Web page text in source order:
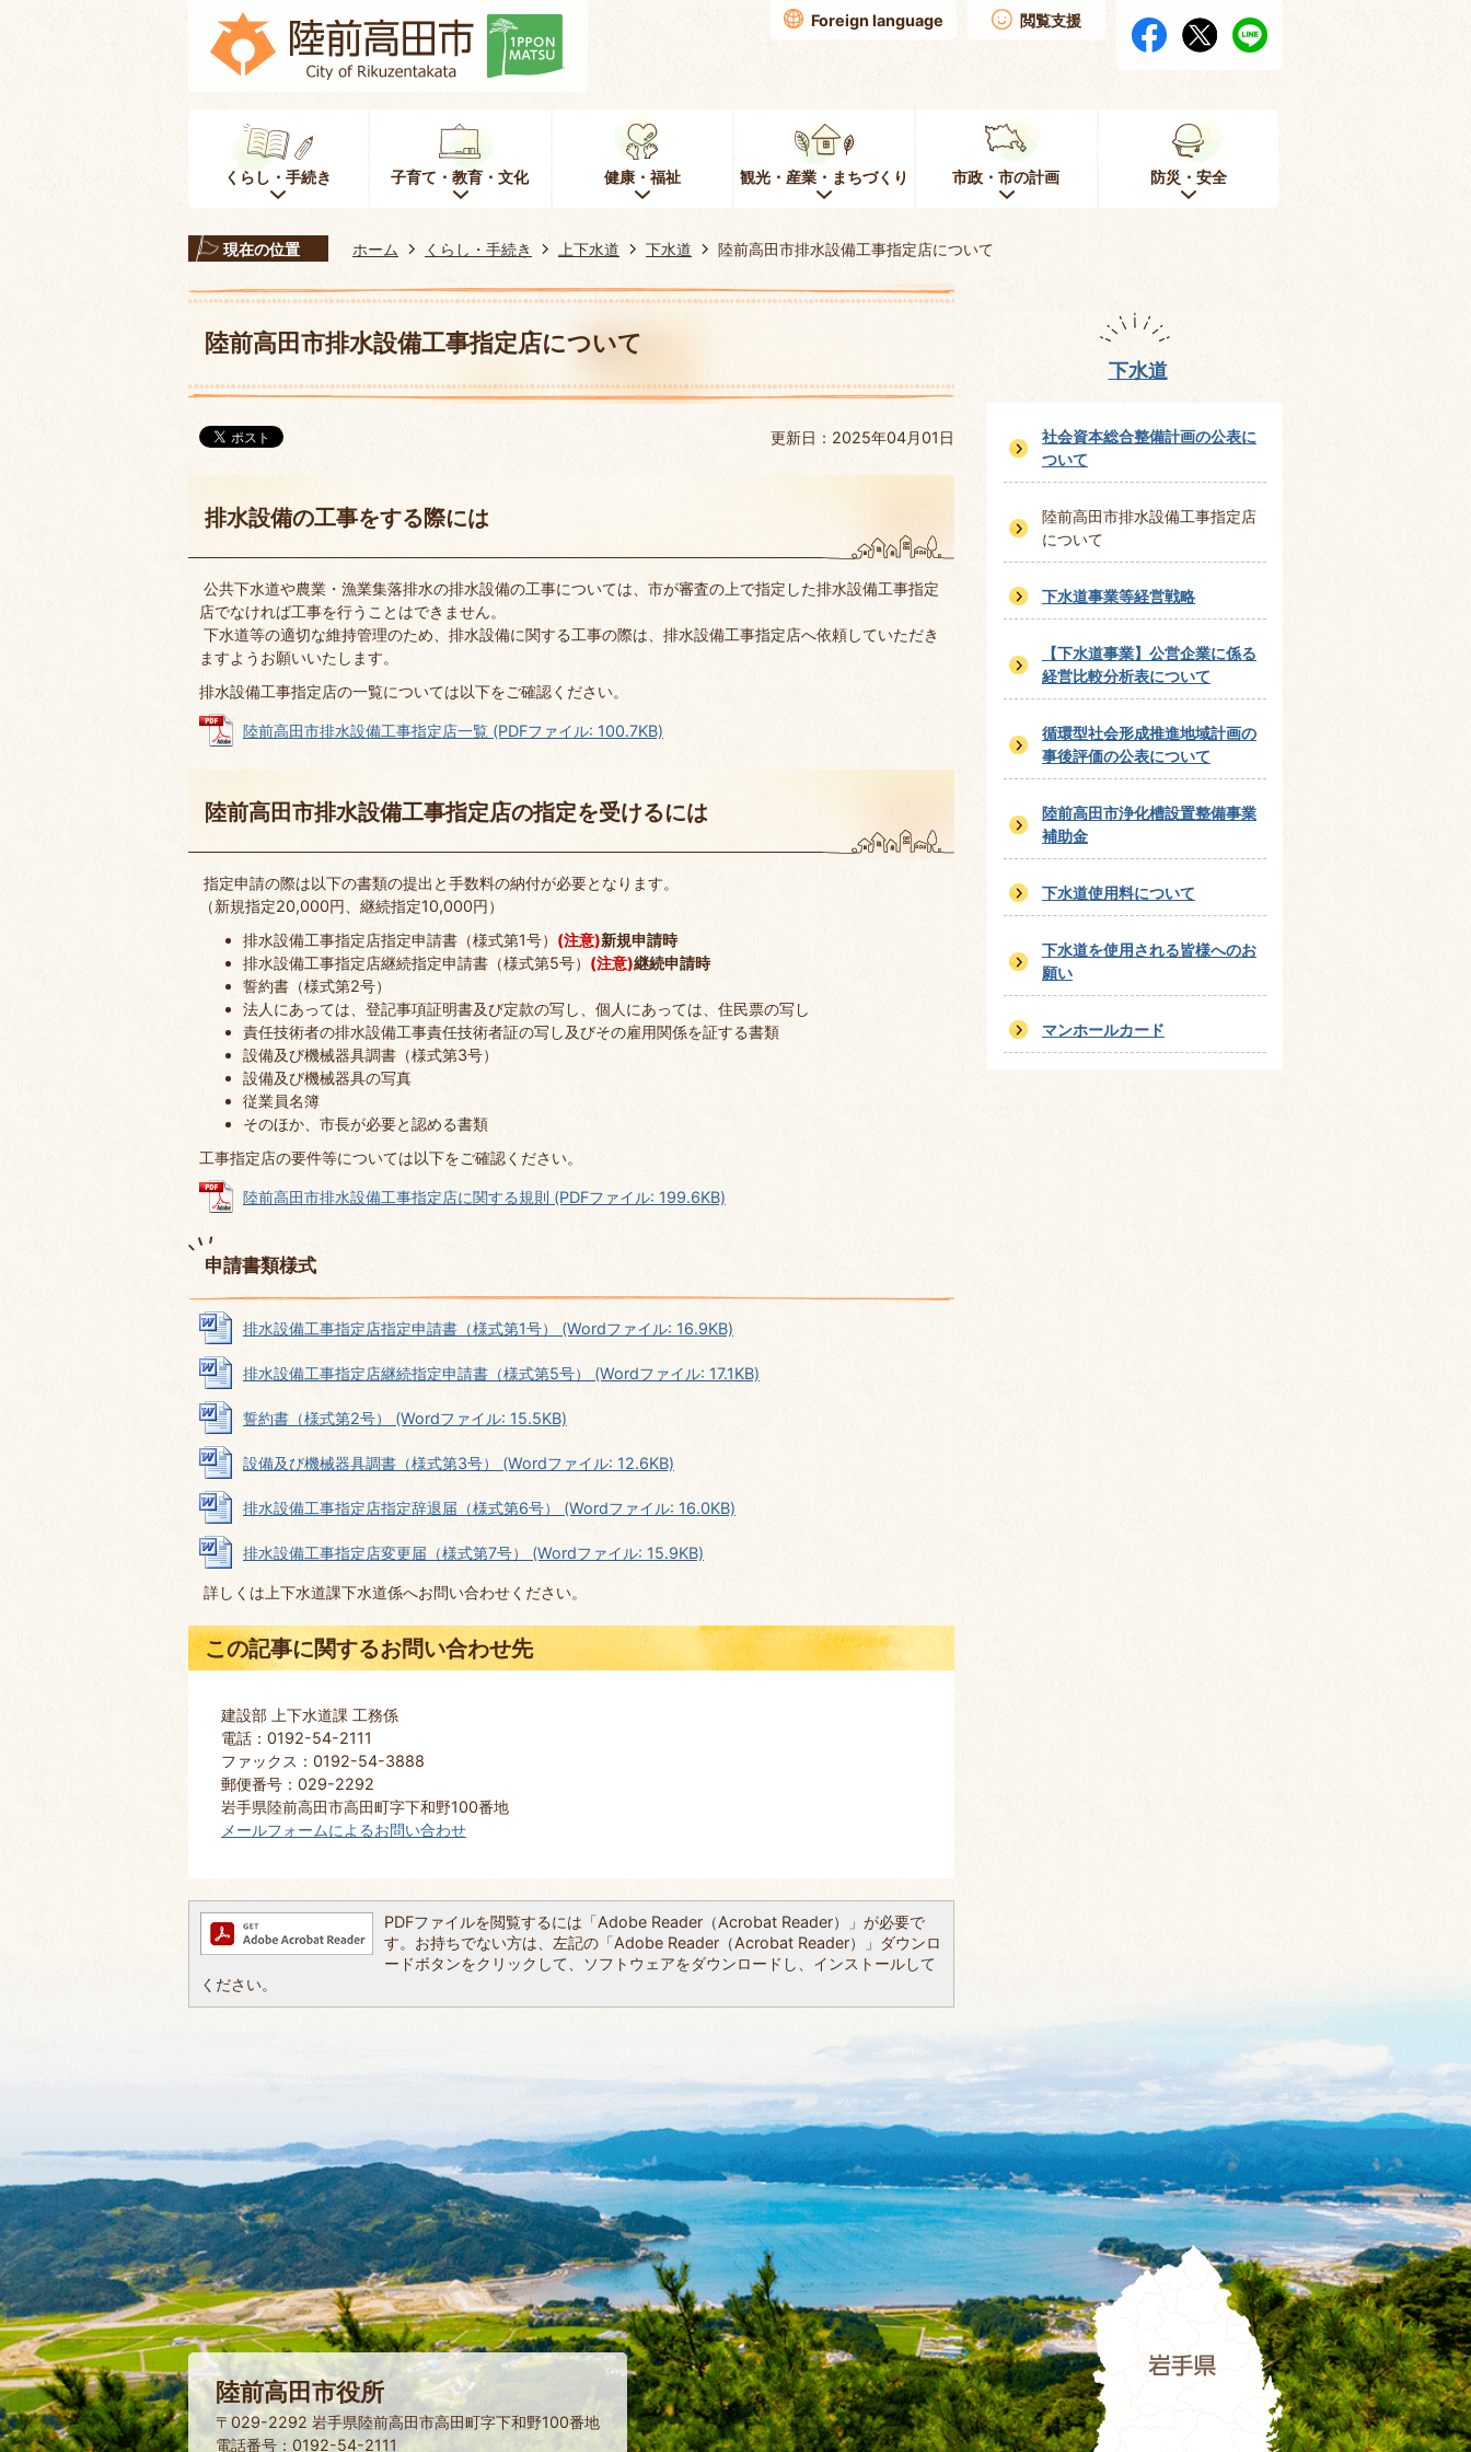
Foreign language 閲覧支援
くらし・手続き 子育て・教育・文化 健康・福祉 観光・産業・まちづくり 市政・市の計画 防災・安全
現在の位置 ホーム くらし・手続き 上下水道 下水道 陸前高田市排水設備工事指定店について
陸前高田市排水設備工事指定店について
更新日：2025年04月01日
排水設備の工事をする際には
公共下水道や農業・漁業集落排水の排水設備の工事については、市が審査の上で指定した排水設備工事指定
店でなければ工事を行うことはできません。
下水道等の適切な維持管理のため、排水設備に関する工事の際は、排水設備工事指定店へ依頼していただき
ますようお願いいたします。
排水設備工事指定店の一覧については以下をご確認ください。
陸前高田市排水設備工事指定店一覧 (PDFファイル: 100.7KB)
陸前高田市排水設備工事指定店の指定を受けるには
指定申請の際は以下の書類の提出と手数料の納付が必要となります。
（新規指定20,000円、継続指定10,000円）
排水設備工事指定店指定申請書（様式第1号） (注意)新規申請時
排水設備工事指定店継続指定申請書（様式第5号） (注意)継続申請時
誓約書（様式第2号）
法人にあっては、登記事項証明書及び定款の写し、個人にあっては、住民票の写し
責任技術者の排水設備工事責任技術者証の写し及びその雇用関係を証する書類
設備及び機械器具調書（様式第3号）
設備及び機械器具の写真
従業員名簿
そのほか、市長が必要と認める書類
工事指定店の要件等については以下をご確認ください。
陸前高田市排水設備工事指定店に関する規則 (PDFファイル: 199.6KB)
申請書類様式
排水設備工事指定店指定申請書（様式第1号） (Wordファイル: 16.9KB)
排水設備工事指定店継続指定申請書（様式第5号） (Wordファイル: 17.1KB)
誓約書（様式第2号） (Wordファイル: 15.5KB)
設備及び機械器具調書（様式第3号） (Wordファイル: 12.6KB)
排水設備工事指定店指定辞退届（様式第6号） (Wordファイル: 16.0KB)
排水設備工事指定店変更届（様式第7号） (Wordファイル: 15.9KB)
詳しくは上下水道課下水道係へお問い合わせください。
この記事に関するお問い合わせ先
建設部 上下水道課 工務係
電話：0192-54-2111
ファックス：0192-54-3888
郵便番号：029-2292
岩手県陸前高田市高田町字下和野100番地
メールフォームによるお問い合わせ
PDFファイルを閲覧するには「Adobe Reader（Acrobat Reader）」が必要で
す。お持ちでない方は、左記の「Adobe Reader（Acrobat Reader）」ダウンロ
ードボタンをクリックして、ソフトウェアをダウンロードし、インストールして
ください。
下水道
社会資本総合整備計画の公表に
ついて
陸前高田市排水設備工事指定店
について
下水道事業等経営戦略
【下水道事業】公営企業に係る
経営比較分析表について
循環型社会形成推進地域計画の
事後評価の公表について
陸前高田市浄化槽設置整備事業
補助金
下水道使用料について
下水道を使用される皆様へのお
願い
マンホールカード
陸前高田市役所
〒029-2292 岩手県陸前高田市高田町字下和野100番地
電話番号：0192-54-2111